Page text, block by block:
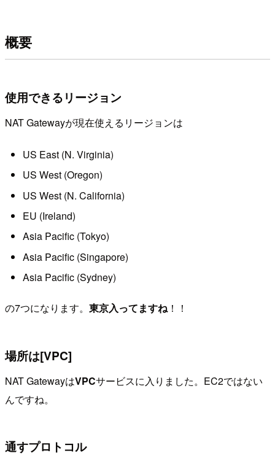
概要
使用できるリージョン
NAT Gatewayが現在使えるリージョンは
US East (N. Virginia)
US West (Oregon)
US West (N. California)
EU (Ireland)
Asia Pacific (Tokyo)
Asia Pacific (Singapore)
Asia Pacific (Sydney)
の7つになります。 東京入ってますね！！
場所は[VPC]
NAT GatewayはVPCサービスに入りました。EC2ではない
んですね。
通すプロトコル